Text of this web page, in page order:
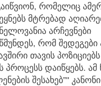
რომელიც
მტრებად
არჩევნები
რომ შედეგები
თავის პოზიციებს
დაიწყებს. ამ
შესახებ”" კანონი